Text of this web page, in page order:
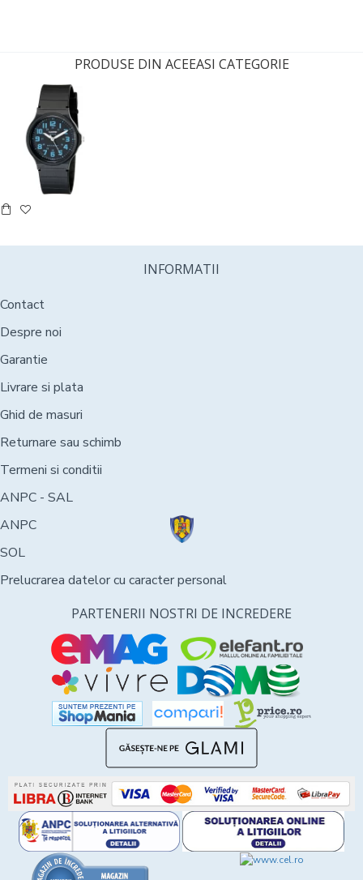
PRODUSE DIN ACEEASI CATEGORIE
INFORMATII
Contact
Despre noi
Garantie
Livrare si plata
Ghid de masuri
Returnare sau schimb
Termeni si conditii
ANPC - SAL
ANPC
SOL
Prelucrarea datelor cu caracter personal
PARTENERII NOSTRI DE INCREDERE